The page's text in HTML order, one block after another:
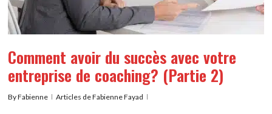
Comment avoir du succès avec votre
entreprise de coaching? (Partie 2)
ByFabienne Articles de Fabienne Fayad